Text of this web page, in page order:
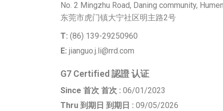
No. 2 Mingzhu Road, Daning community,
东莞市虎门镇大宁社区明主路2号
T: (86) 139-29250960
E: jianguo.j.li@rrd.com
G7 Certified 認證 认证
Since 首次 首次 : 06/01/2023
Thru 到期日 到期日 : 09/05/2026